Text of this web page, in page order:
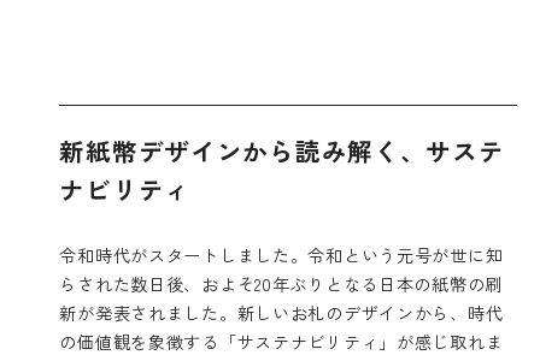
新紙幣デザインから読み解く、サステ
ナビリティ
令和時代がスタートしました。令和という元号が世に知
らされた数日後、およそ20年ぶりとなる日本の紙幣の刷
新が発表されました。新しいお札のデザインから、時代
の価値観を象徴する「サステナビリティ」が感じ取れま